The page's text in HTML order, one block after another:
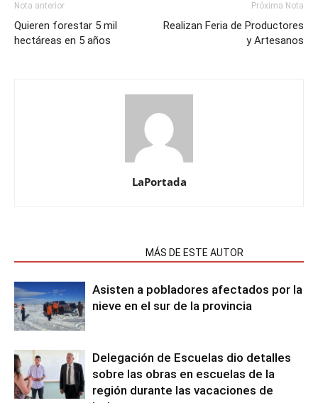
Nota anterior
Quieren forestar 5 mil
hectáreas en 5 años
Próxima Nota
Realizan Feria de Productores
y Artesanos
LaPortada
MÁS DE ESTE AUTOR
Asisten a pobladores afectados por la
nieve en el sur de la provincia
Delegación de Escuelas dio detalles
sobre las obras en escuelas de la
región durante las vacaciones de